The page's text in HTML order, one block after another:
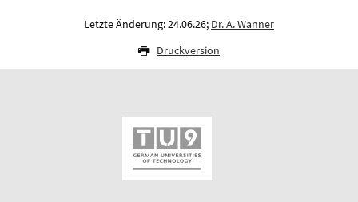
Letzte Änderung: 24.06.26; Dr. A. Wanner
Druckversion